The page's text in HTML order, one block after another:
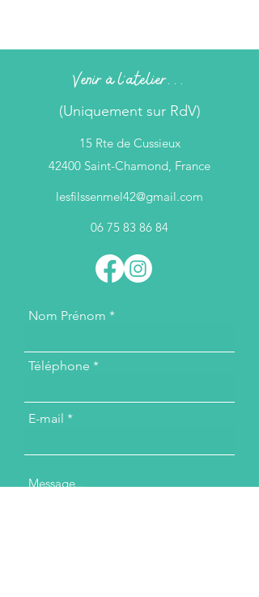
Venir à l'atelier...
(Uniquement sur RdV)
15 Rte de Cussieux
42400 Saint-Chamond, France
lesfilssenmel42@gmail.com
06 75 83 86 84
Nom Prénom
Téléphone
E-mail
Message...